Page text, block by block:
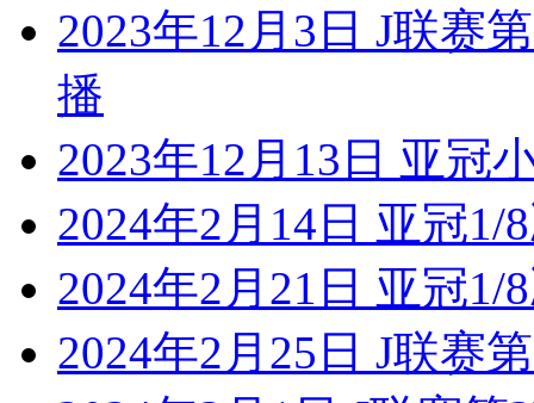
2023年12月3日 J联赛
播
2023年12月13日 亚冠
2024年2月14日 亚冠1/
2024年2月21日 亚冠1/
2024年2月25日 J联赛